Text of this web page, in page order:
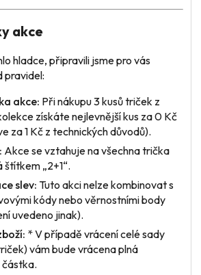
akce
hladce, připravili jsme pro vás
pravidel:
akce: Při nákupu 3 kusů triček z
získáte nejlevnější kus za 0 Kč
za 1 Kč z technických důvodů).
Akce se vztahuje na všechna trička
štítkem „2+1“.
slev: Tuto akci nelze kombinovat s
kódy nebo věrnostními body
uvedeno jinak).
* V případě vrácenícelé sady
vám bude vrácena plná
částka.